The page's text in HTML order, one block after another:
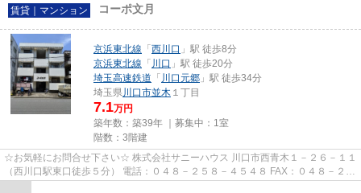
賃貸｜マンション コーポ文月
京浜東北線 「 西川口 」駅 徒歩8分
京浜東北線 「 川口 」駅 徒歩20分
埼玉高速鉄道 「 川口元郷 」駅 徒歩34分
埼玉県川口市並木 １丁目
7.1万円
築年数：築39年 ｜募集中： 1室
階数：3階建
☆お気軽にお問合せ下さい☆ 株式会社サニーハウス 川口市西青木１－２６－１１
（西川口駅東口徒歩５分） 電話：０４８－２５８－４５４８ FAX：０４８－２５